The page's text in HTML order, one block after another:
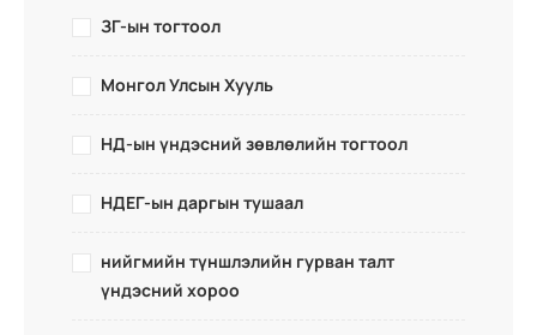
ЗГ-ын тогтоол
Монгол Улсын Хууль
НД-ын үндэсний зөвлөлийн тогтоол
НДЕГ-ын даргын тушаал
нийгмийн түншлэлийн гурван талт
үндэсний хороо